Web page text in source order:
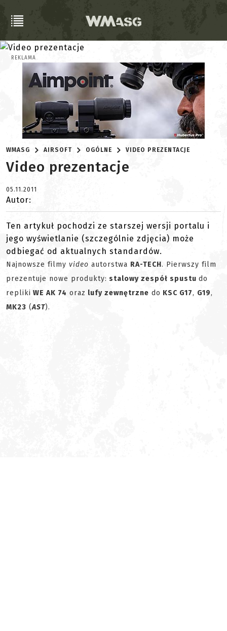
REKLAMA
WMASG AIRSOFT OGÓLNE VIDEO PREZENTACJE
Video prezentacje
05.11.2011
Autor:
Ten artykuł pochodzi ze starszej wersji portalu i
jego wyświetlanie (szczególnie zdjęcia) może
odbiegać od aktualnych standardów.
Najnowsze filmy video autorstwa RA-TECH. Pierwszy film
prezentuje nowe produkty: stalowy zespół spustu do
repliki WE AK 74 oraz lufy zewnętrzne do KSC G17, G19,
MK23 (AST).